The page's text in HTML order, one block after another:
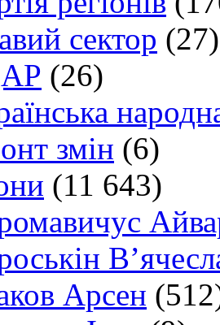
сектор (27)
(26)
змін (6)
(11 643)
Арсен